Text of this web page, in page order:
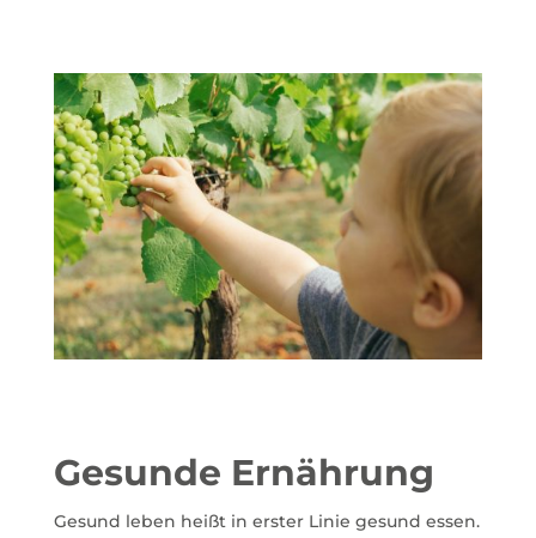
Gesunde Ernährung
Gesund leben heißt in erster Linie gesund essen.